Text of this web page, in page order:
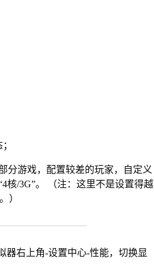
分游戏，配置较差的玩家，自定义
核/3G”。 （注：这里不是设置得越
）
器右上角-设置中心-性能，切换显